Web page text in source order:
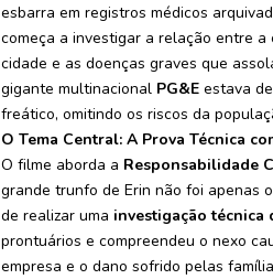
esbarra em registros médicos
começa a investigar a relação entre
cidade e as doenças graves que
gigante multinacional PG&E estava
freático, omitindo os riscos da
O Tema Central: A Prova Técnica
O filme aborda a Responsabilidade
grande trunfo de Erin não foi apenas
de realizar uma investigação técnica
prontuários e compreendeu o nexo
empresa e o dano sofrido pelas